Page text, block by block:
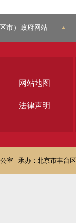
市）政府网站
网站地图
法律声明
公室 承办：北京市丰台